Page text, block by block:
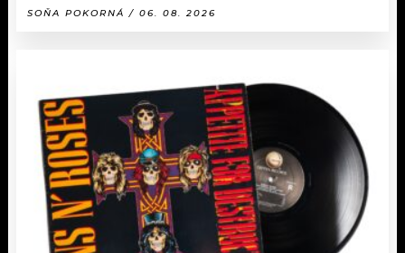
SOŇA POKORNÁ / 06. 08. 2026